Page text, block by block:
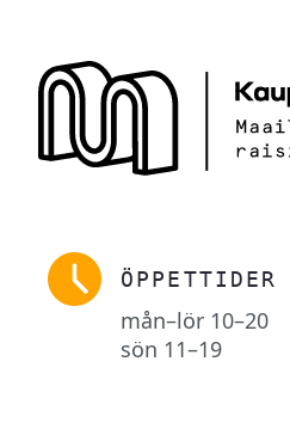
ÖPPETTIDER
mån–lör 10–20
sön 11–19